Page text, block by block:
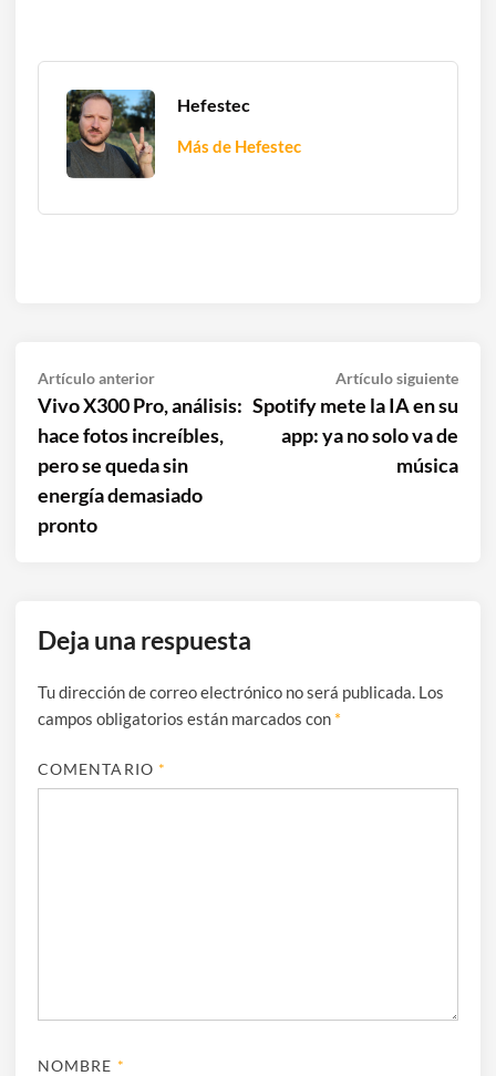
Hefestec
Más de Hefestec
Navegación
de
entradas
Artículo anteriorArtículo
anterior:
Vivo X300 Pro, análisis:
hace fotos increíbles,
pero se queda sin
energía demasiado
pronto
Artículo siguiente
Spotify mete la IA en su
app: ya no solo va de
música
Deja una respuesta
Tu dirección de correo electrónico no será publicada. Los
campos obligatorios están marcados con *
COMENTARIO *
NOMBRE *